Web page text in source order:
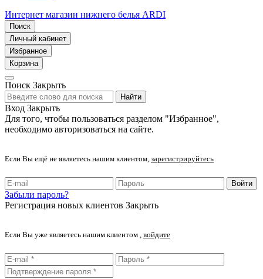
Интернет магазин нижнего белья ARDI
Поиск
Личный кабинет
Избранное
Корзина
Поиск Закрыть
Найти
Вход Закрыть
Для того, чтобы пользоваться разделом "Избранное",
необходимо авторизоваться на сайте.
Если Вы ещё не являетесь нашим клиентом, зарегистрируйтесь
Войти
Забыли пароль?
Регистрация новых клиентов Закрыть
Если Вы уже являетесь нашим клиентом , войдите